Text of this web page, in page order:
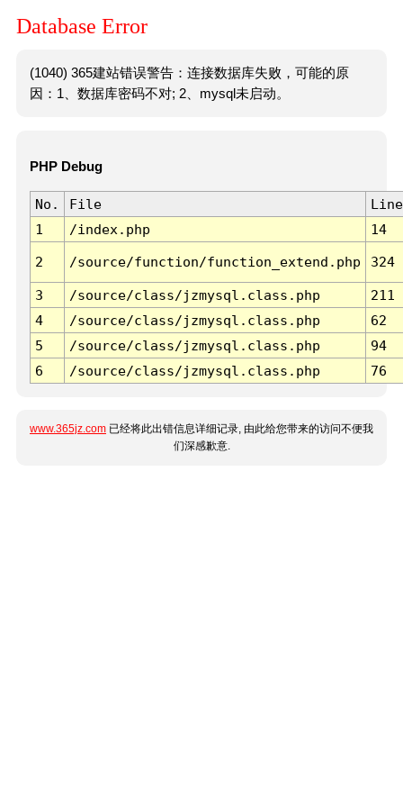
Database Error
(1040) 365建站错误警告：连接数据库失败，可能的原
因：1、数据库密码不对; 2、mysql未启动。
PHP Debug
No. File
Line
1
/index.php 14
2 /source/function/function_extend.php 324
3 /source/class/jzmysql.class.php
211
4
/source/class/jzmysql.class.php
62
5
/source/class/jzmysql.class.php
94
6
/source/class/jzmysql.class.php 76
www.365jz.com 已经将此出错信息详细记录, 由此给您带来的访问不便我
们深感歉意.